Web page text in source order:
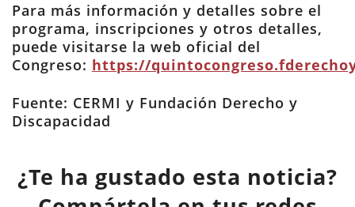
Para más información y detalles sobre el
programa, inscripciones y otros detalles,
puede visitarse la web oficial del
Congreso: https://
Fuente: CERMI y Fundación Derecho y
Discapacidad
¿Te ha gustado esta noticia?